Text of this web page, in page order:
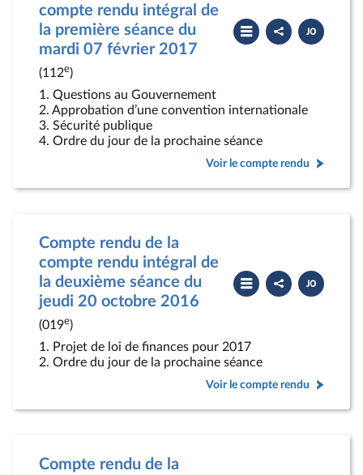
compte rendu intégral de
la première séance du
mardi 07 février 2017
(112e)
Partager
le
compte
Télécharger
le
PDF
1. Questions au Gouvernement
2. Approbation d’une convention internationale
3. Sécurité publique
4. Ordre du jour de la prochaine séance
Voir le compte rendu
Compte rendu de la
compte rendu intégral de
la deuxième séance du
jeudi 20 octobre 2016
(019e)
Partager
le
compte
Télécharger
le
PDF
1. Projet de loi de finances pour 2017
2. Ordre du jour de la prochaine séance
Voir le compte rendu
Compte rendu de la